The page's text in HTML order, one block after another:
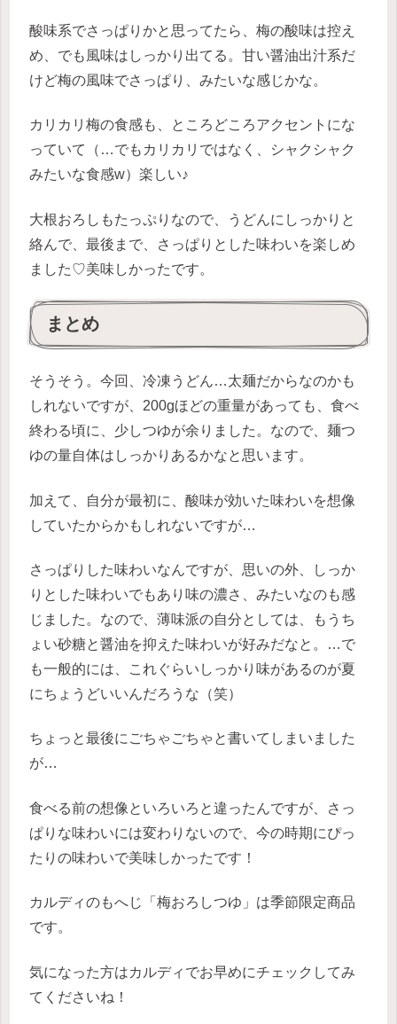
酸味系でさっぱりかと思ってたら、梅の酸味は控え
め、でも風味はしっかり出てる。甘い醤油出汁系だ
けど梅の風味でさっぱり、みたいな感じかな。
カリカリ梅の食感も、ところどころアクセントにな
っていて（…でもカリカリではなく、シャクシャク
みたいな食感w）楽しい♪
大根おろしもたっぷりなので、うどんにしっかりと
絡んで、最後まで、さっぱりとした味わいを楽しめ
ました♡美味しかったです。
まとめ
そうそう。今回、冷凍うどん…太麺だからなのかも
しれないですが、200gほどの重量があっても、食べ
終わる頃に、少しつゆが余りました。なので、麺つ
ゆの量自体はしっかりあるかなと思います。
加えて、自分が最初に、酸味が効いた味わいを想像
していたからかもしれないですが…
さっぱりした味わいなんですが、思いの外、しっか
りとした味わいでもあり味の濃さ、みたいなのも感
じました。なので、薄味派の自分としては、もうち
ょい砂糖と醤油を抑えた味わいが好みだなと。…で
も一般的には、これぐらいしっかり味があるのが夏
にちょうどいいんだろうな（笑）
ちょっと最後にごちゃごちゃと書いてしまいました
が…
食べる前の想像といろいろと違ったんですが、さっ
ぱりな味わいには変わりないので、今の時期にぴっ
たりの味わいで美味しかったです！
カルディのもへじ「梅おろしつゆ」は季節限定商品
です。
気になった方はカルディでお早めにチェックしてみ
てくださいね！